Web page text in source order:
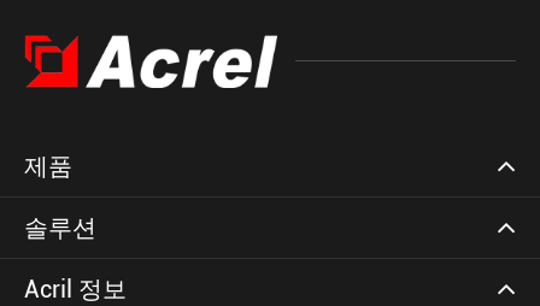
제품
솔루션
Acril 정보